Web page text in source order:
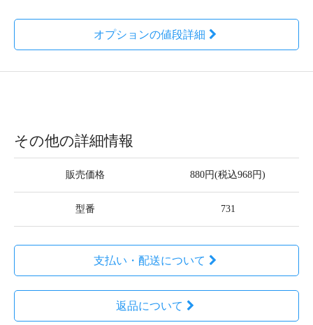
オプションの値段詳細
その他の詳細情報
販売価格 880円(税込968円)
型番 731
支払い・配送について
返品について